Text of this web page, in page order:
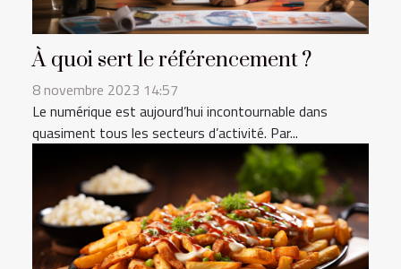
À quoi sert le référencement ?
8 novembre 2023 14:57
Le numérique est aujourd’hui incontournable dans
quasiment tous les secteurs d’activité. Par...